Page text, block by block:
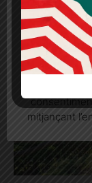
Més
Quan
seu
mitjançant